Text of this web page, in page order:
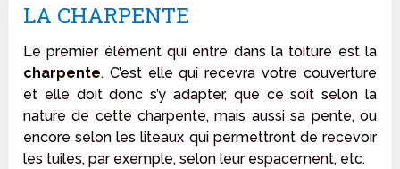
LA CHARPENTE
Le premier élément qui entre dans la toiture est la
charpente. C’est elle qui recevra votre couverture
et elle doit donc s’y adapter, que ce soit selon la
nature de cette charpente, mais aussi sa pente, ou
encore selon les liteaux qui permettront de recevoir
les tuiles, par exemple, selon leur espacement, etc.